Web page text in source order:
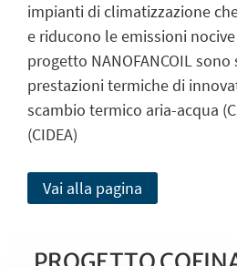
impianti di climatizzazione
e riducono le emissioni
progetto NANOFANCOIL
prestazioni termiche di
scambio termico aria-acqua
(CIDEA)
Vai alla pagina